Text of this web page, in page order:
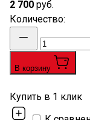
2 700 руб.
Количество:
В корзину
Купить в 1 клик